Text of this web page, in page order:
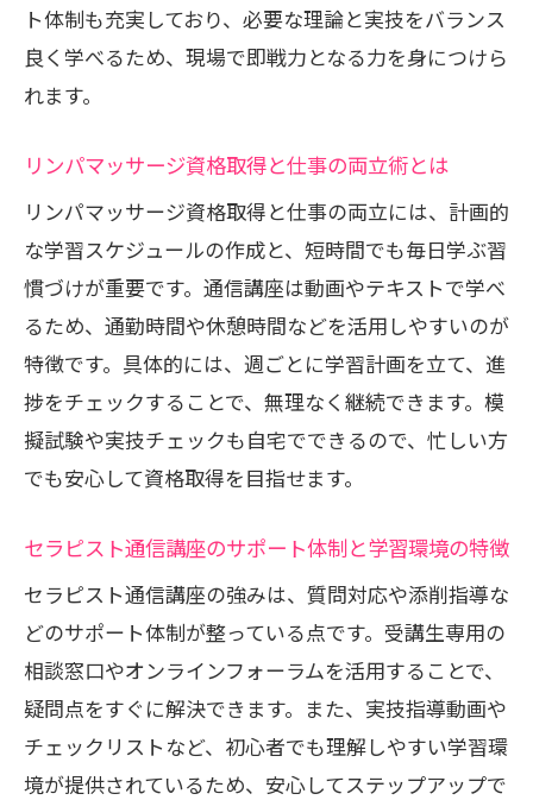
セラピスト通信講座でのコストパフォー
マンス重視法
学びやすい環境を整えるセラピスト通信
講座の特徴
独学と通信講座で迷う方に伝えたい資格取得
のコツ
独学とセラピスト通信講座の違いとメリ
ット比較
資格取得におすすめの学習スタイルを解
説
独学が難しい理由と通信講座の利点につ
いて
セラピスト通信講座で効率良く資格を目
指す方法
迷ったときに押さえたい資格取得の成功
ポイント
自分に最適なリンパマッサージ学習法の
見極め方
ト体制も充実しており、必要な理論と実技をバランス
良く学べるため、現場で即戦力となる力を身につけら
れます。
リンパマッサージ資格取得と仕事の両立術とは
リンパマッサージ資格取得と仕事の両立には、計画的
な学習スケジュールの作成と、短時間でも毎日学ぶ習
慣づけが重要です。通信講座は動画やテキストで学べ
るため、通勤時間や休憩時間などを活用しやすいのが
特徴です。具体的には、週ごとに学習計画を立て、進
捗をチェックすることで、無理なく継続できます。模
擬試験や実技チェックも自宅でできるので、忙しい方
でも安心して資格取得を目指せます。
セラピスト通信講座のサポート体制と学習環境の特徴
セラピスト通信講座の強みは、質問対応や添削指導な
どのサポート体制が整っている点です。受講生専用の
相談窓口やオンラインフォーラムを活用することで、
疑問点をすぐに解決できます。また、実技指導動画や
チェックリストなど、初心者でも理解しやすい学習環
境が提供されているため、安心してステップアップで